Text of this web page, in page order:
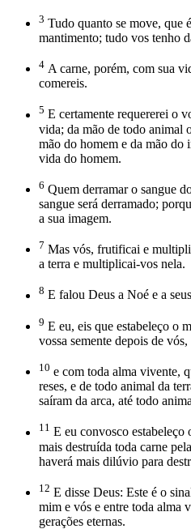
3 Tudo quanto se move, que
mantimento; tudo vos tenho
4 A carne, porém, com sua
comereis.
5 E certamente requererei o
vida; da mão de todo animal
mão do homem e da mão do
vida do homem.
6 Quem derramar o sangue
sangue será derramado;
a sua imagem.
7 Mas vós, frutificai e
a terra e multiplicai-vos nela.
8 E falou Deus a Noé e a
9 E eu, eis que estabeleço o
vossa semente depois de vós,
10 e com toda alma vivente,
reses, e de todo animal da
saíram da arca, até todo
11 E eu convosco estabeleço
mais destruída toda carne
haverá mais dilúvio para
12 E disse Deus: Este é o
mim e vós e entre toda alma
gerações eternas.